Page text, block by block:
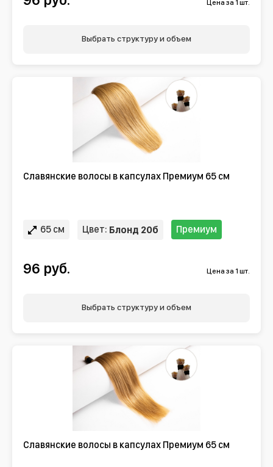
Цена за 1 шт.
Выбрать структуру и объем
Славянские волосы в капсулах Премиум 65 см
65 см Цвет: Блонд 20б Премиум
96 руб. Цена за 1 шт.
Выбрать структуру и объем
Славянские волосы в капсулах Премиум 65 см